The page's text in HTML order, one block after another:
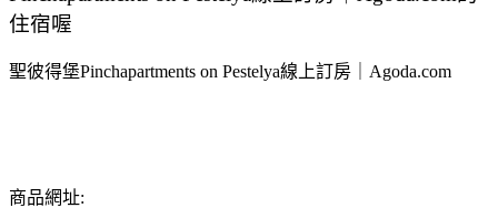
住宿喔
聖彼得堡Pinchapartments on Pestelya線上訂房｜Agoda.com
商品網址: